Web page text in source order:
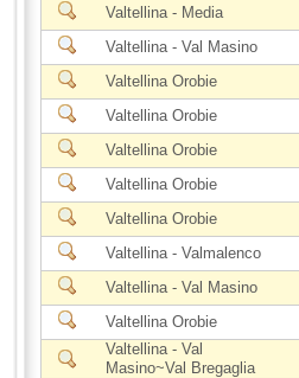
Valtellina - Media
Valtellina - Val Masino
Valtellina Orobie
Valtellina Orobie
Valtellina Orobie
Valtellina Orobie
Valtellina Orobie
Valtellina - Valmalenco
Valtellina - Val Masino
Valtellina Orobie
Valtellina - Val
Masino~Val Bregaglia